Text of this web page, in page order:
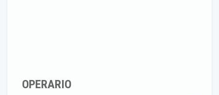
OPERARIO